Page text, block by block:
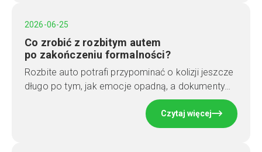
2026-06-25
Co zrobić z rozbitym autem
po zakończeniu formalności?
Rozbite auto potrafi przypominać o kolizji jeszcze
długo po tym, jak emocje opadną, a dokumenty…
Czytaj więcej